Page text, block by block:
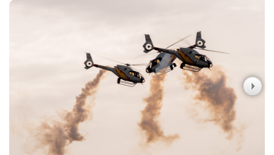
Carniceria y granja El Viejo Peña
Casa Berta
Clima Castelar